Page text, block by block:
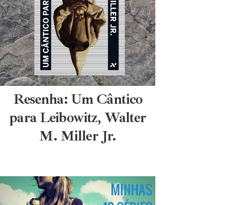
Resenha: Um Cântico
para Leibowitz, Walter
M. Miller Jr.